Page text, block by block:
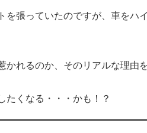
張っていたのですが、車をハ
れるのか、そのリアルな理由
たくなる・・・かも！？